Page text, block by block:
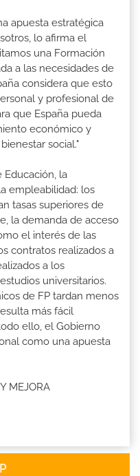
apuesta estratégica
lo afirma el
una Formación
a las necesidades de
considera que esto
y profesional de
que España pueda
económico y
social."
Educación, la
empleabilidad: los
tasas superiores de
la demanda de acceso
el interés de las
contratos realizados a
a los
universitarios.
de FP tardan menos
más fácil
ello, el Gobierno
como una apuesta
MEJORA